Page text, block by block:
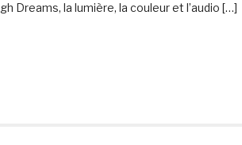
Dreams, la lumière, la couleur et l’audio […]